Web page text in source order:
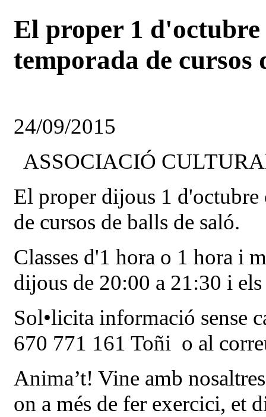
El proper 1 d'octubre
temporada de cursos
24/09/2015
ASSOCIACIÓ
El proper dijous 1 d'octubre
de cursos de balls de saló.
Classes d'1 hora o 1 hora i
dijous de 20:00 a 21:30 i
Sol•licita informació sense
670 771 161 Toñi o al
Anima’t! Vine amb
on a més de fer exercici, et